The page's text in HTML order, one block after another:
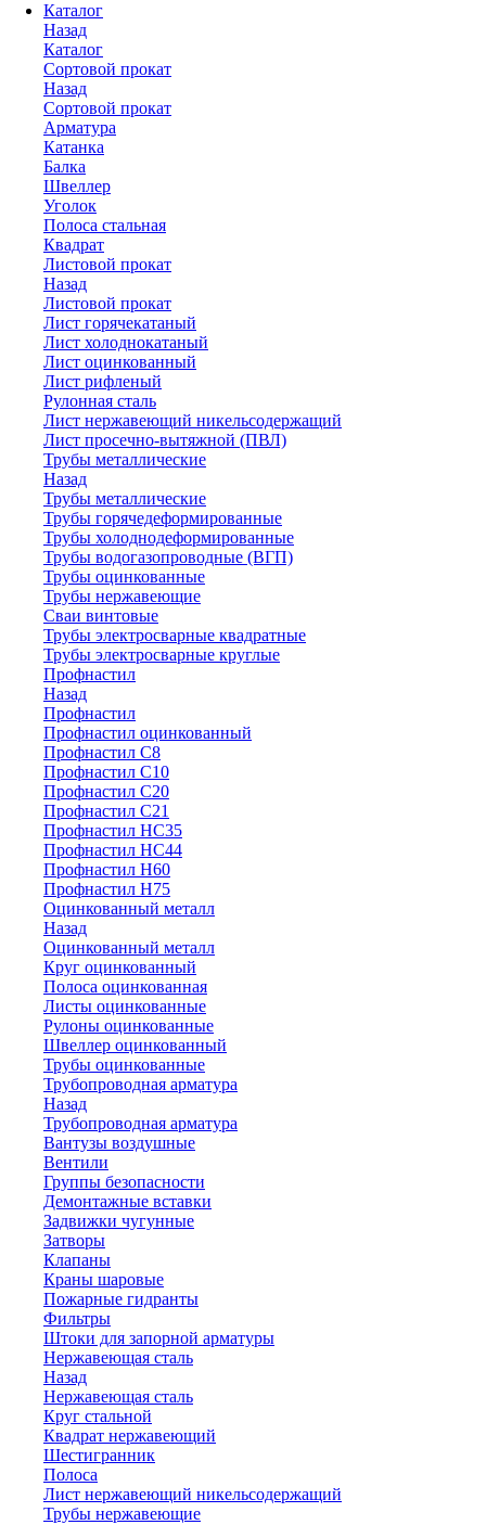
Каталог
Назад
Каталог
Сортовой прокат
Назад
Сортовой прокат
Арматура
Катанка
Балка
Швеллер
Уголок
Полоса стальная
Квадрат
Листовой прокат
Назад
Листовой прокат
Лист горячекатаный
Лист холоднокатаный
Лист оцинкованный
Лист рифленый
Рулонная сталь
Лист нержавеющий никельсодержащий
Лист просечно-вытяжной (ПВЛ)
Трубы металлические
Назад
Трубы металлические
Трубы горячедеформированные
Трубы холоднодеформированные
Трубы водогазопроводные (ВГП)
Трубы оцинкованные
Трубы нержавеющие
Сваи винтовые
Трубы электросварные квадратные
Трубы электросварные круглые
Профнастил
Назад
Профнастил
Профнастил оцинкованный
Профнастил С8
Профнастил С10
Профнастил С20
Профнастил С21
Профнастил НС35
Профнастил НС44
Профнастил Н60
Профнастил Н75
Оцинкованный металл
Назад
Оцинкованный металл
Круг оцинкованный
Полоса оцинкованная
Листы оцинкованные
Рулоны оцинкованные
Швеллер оцинкованный
Трубы оцинкованные
Трубопроводная арматура
Назад
Трубопроводная арматура
Вантузы воздушные
Вентили
Группы безопасности
Демонтажные вставки
Задвижки чугунные
Затворы
Клапаны
Краны шаровые
Пожарные гидранты
Фильтры
Штоки для запорной арматуры
Нержавеющая сталь
Назад
Нержавеющая сталь
Круг стальной
Квадрат нержавеющий
Шестигранник
Полоса
Лист нержавеющий никельсодержащий
Трубы нержавеющие